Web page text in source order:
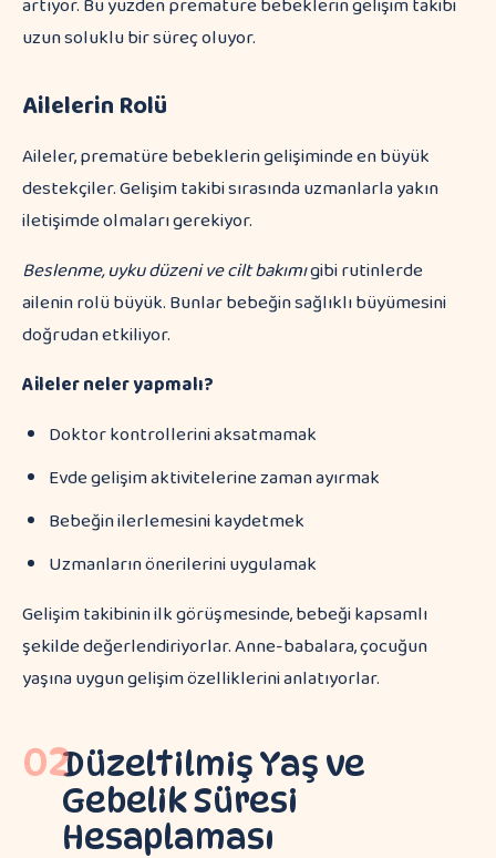
artıyor. Bu yüzden prematüre bebeklerin gelişim takibi
uzun soluklu bir süreç oluyor.
Ailelerin Rolü
Aileler, prematüre bebeklerin gelişiminde en büyük
destekçiler. Gelişim takibi sırasında uzmanlarla yakın
iletişimde olmaları gerekiyor.
Beslenme, uyku düzeni ve cilt bakımıgibi rutinlerde
ailenin rolü büyük. Bunlar bebeğin sağlıklı büyümesini
doğrudan etkiliyor.
Aileler neler yapmalı?
Doktor kontrollerini aksatmamak
Evde gelişim aktivitelerine zaman ayırmak
Bebeğin ilerlemesini kaydetmek
Uzmanların önerilerini uygulamak
Gelişim takibinin ilk görüşmesinde, bebeği kapsamlı
şekilde değerlendiriyorlar. Anne-babalara, çocuğun
yaşına uygun gelişim özelliklerini anlatıyorlar.
02Düzeltilmiş Yaş ve
Gebelik Süresi
Hesaplaması